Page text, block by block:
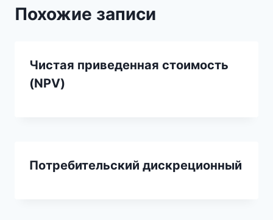
Похожие записи
Чистая приведенная стоимость
(NPV)
Потребительский дискреционный